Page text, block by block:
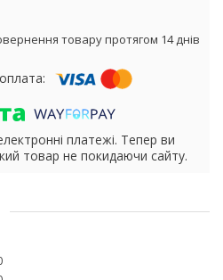
товару протягом 14 днів
платежі. Тепер ви
товар не покидаючи сайту.